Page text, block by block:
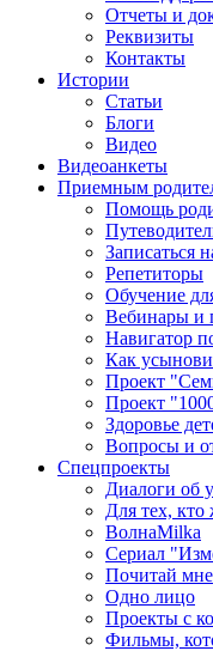
Отчеты и
Реквизиты
Контакты
Истории
Статьи
Блоги
Видео
Видеоанкеты
Приемным
Помощь
Записаться
Репетиторы
Обучение
Вебинары и
Навигатор
Как
Проект
Проект
Здоровье
Вопросы и
Спецпроекты
Диалоги об
Для тех, кто
ВолнаMilka
Сериал
Почитай мне
Одно лицо
Проекты с
Фильмы,